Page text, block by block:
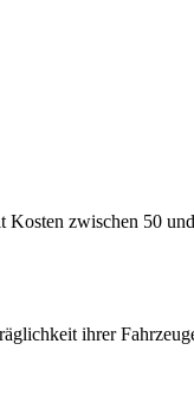
zwischen 50
ihrer